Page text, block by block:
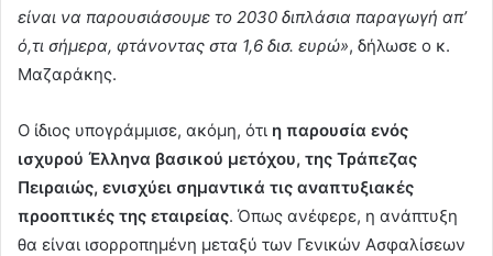
είναι να παρουσιάσουμε το 2030 διπλάσια παραγωγή απ’
ό,τι σήμερα, φτάνοντας στα 1,6 δισ. ευρώ», δήλωσε ο κ.
Μαζαράκης.
Ο ίδιος υπογράμμισε, ακόμη, ότι η παρουσία ενός
ισχυρού Έλληνα βασικού μετόχου, της Τράπεζας
Πειραιώς, ενισχύει σημαντικά τις αναπτυξιακές
προοπτικές της εταιρείας. Όπως ανέφερε, η ανάπτυξη
θα είναι ισορροπημένη μεταξύ των Γενικών Ασφαλίσεων